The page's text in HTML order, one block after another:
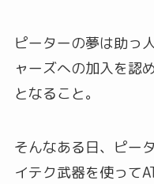
ピーターの夢は助っ
ャーズへの加入を認
となること。
そんなある日、ピー
イテク武器を使って